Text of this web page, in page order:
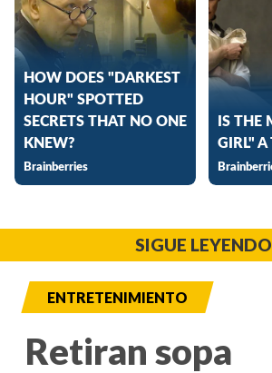
SIGUE LEYENDO
ENTRETENIMIENTO
Retiran sopa